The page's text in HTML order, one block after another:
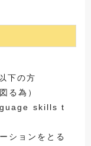
下の方
る為）
skills t
ションをとる